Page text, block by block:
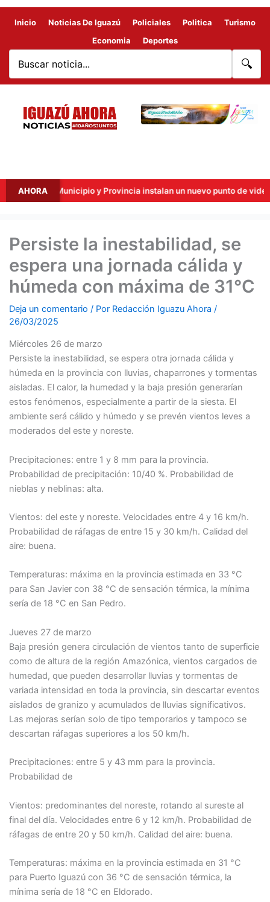
Inicio Noticias De Iguazú Policiales Politica
Turismo
Economia
Deportes
🔍
AHORA
Municipio y Provincia instalan un nuevo punto de
Persiste la inestabilidad, se
espera una jornada cálida y
húmeda con máxima de 31°C
Deja un comentario / Por Redacción Iguazu Ahora /
26/03/2025
Miércoles 26 de marzo
Persiste la inestabilidad, se espera otra jornada cálida y
húmeda en la provincia con lluvias, chaparrones y tormentas
aisladas. El calor, la humedad y la baja presión generarían
estos fenómenos, especialmente a partir de la siesta. El
ambiente será cálido y húmedo y se prevén vientos leves a
moderados del este y noreste.
Precipitaciones: entre 1 y 8 mm para la provincia.
Probabilidad de precipitación: 10/40 %. Probabilidad de
nieblas y neblinas: alta.
Vientos: del este y noreste. Velocidades entre 4 y 16 km/h.
Probabilidad de ráfagas de entre 15 y 30 km/h. Calidad del
aire: buena.
Temperaturas: máxima en la provincia estimada en 33 °C
para San Javier con 38 °C de sensación térmica, la mínima
sería de 18 °C en San Pedro.
Jueves 27 de marzo
Baja presión genera circulación de vientos tanto de superficie
como de altura de la región Amazónica, vientos cargados de
humedad, que pueden desarrollar lluvias y tormentas de
variada intensidad en toda la provincia, sin descartar eventos
aislados de granizo y acumulados de lluvias significativos.
Las mejoras serían solo de tipo temporarios y tampoco se
descartan ráfagas superiores a los 50 km/h.
Precipitaciones: entre 5 y 43 mm para la provincia.
Probabilidad de
Vientos: predominantes del noreste, rotando al sureste al
final del día. Velocidades entre 6 y 12 km/h. Probabilidad de
ráfagas de entre 20 y 50 km/h. Calidad del aire: buena.
Temperaturas: máxima en la provincia estimada en 31 °C
para Puerto Iguazú con 36 °C de sensación térmica, la
mínima sería de 18 °C en Eldorado.